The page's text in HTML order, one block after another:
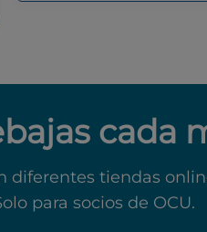
cada
diferentes tiendas
para socios de OCU.